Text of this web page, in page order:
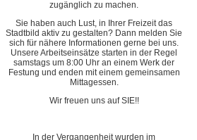
zugänglich zu machen.
Sie haben auch Lust, in Ihrer Freizeit das
Stadtbild aktiv zu gestalten? Dann melden Sie
sich für nähere Informationen gerne bei uns.
Unsere Arbeitseinsätze starten in der Regel
samstags um 8:00 Uhr an einem Werk der
Festung und enden mit einem gemeinsamen
Mittagessen.
Wir freuen uns auf SIE!!
In der Vergangenheit wurden im